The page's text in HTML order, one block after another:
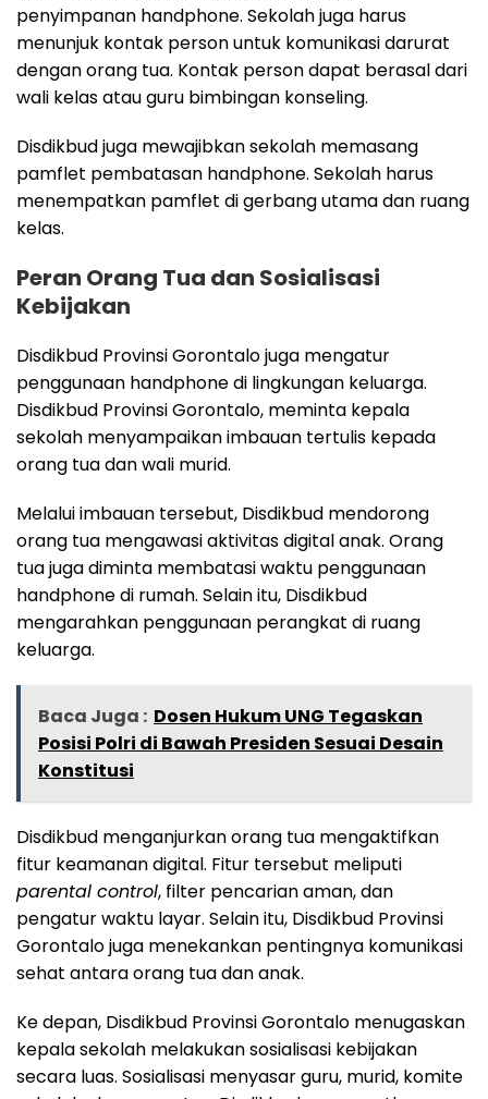
penyimpanan handphone. Sekolah juga harus
menunjuk kontak person untuk komunikasi darurat
dengan orang tua. Kontak person dapat berasal dari
wali kelas atau guru bimbingan konseling.
Disdikbud juga mewajibkan sekolah memasang
pamflet pembatasan handphone. Sekolah harus
menempatkan pamflet di gerbang utama dan ruang
kelas.
Peran Orang Tua dan Sosialisasi
Kebijakan
Disdikbud Provinsi Gorontalo juga mengatur
penggunaan handphone di lingkungan keluarga.
Disdikbud Provinsi Gorontalo, meminta kepala
sekolah menyampaikan imbauan tertulis kepada
orang tua dan wali murid.
Melalui imbauan tersebut, Disdikbud mendorong
orang tua mengawasi aktivitas digital anak. Orang
tua juga diminta membatasi waktu penggunaan
handphone di rumah. Selain itu, Disdikbud
mengarahkan penggunaan perangkat di ruang
keluarga.
Baca Juga : Dosen Hukum UNG Tegaskan
Posisi Polri di Bawah Presiden Sesuai Desain
Konstitusi
Disdikbud menganjurkan orang tua mengaktifkan
fitur keamanan digital. Fitur tersebut meliputi
parental control, filter pencarian aman, dan
pengatur waktu layar. Selain itu, Disdikbud Provinsi
Gorontalo juga menekankan pentingnya komunikasi
sehat antara orang tua dan anak.
Ke depan, Disdikbud Provinsi Gorontalo menugaskan
kepala sekolah melakukan sosialisasi kebijakan
secara luas. Sosialisasi menyasar guru, murid, komite